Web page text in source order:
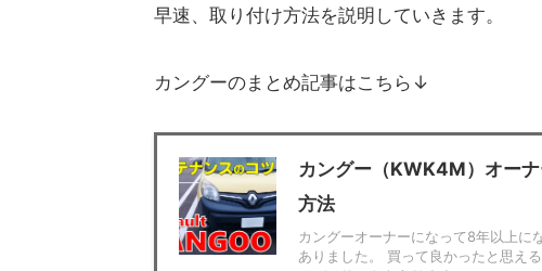
早速、取り付け方法を説明していきます。
カングーのまとめ記事はこちら↓
カングー（KWK4M）オー
方法
カングーオーナーになって8年以上に
ありました。 買って良かったと思え